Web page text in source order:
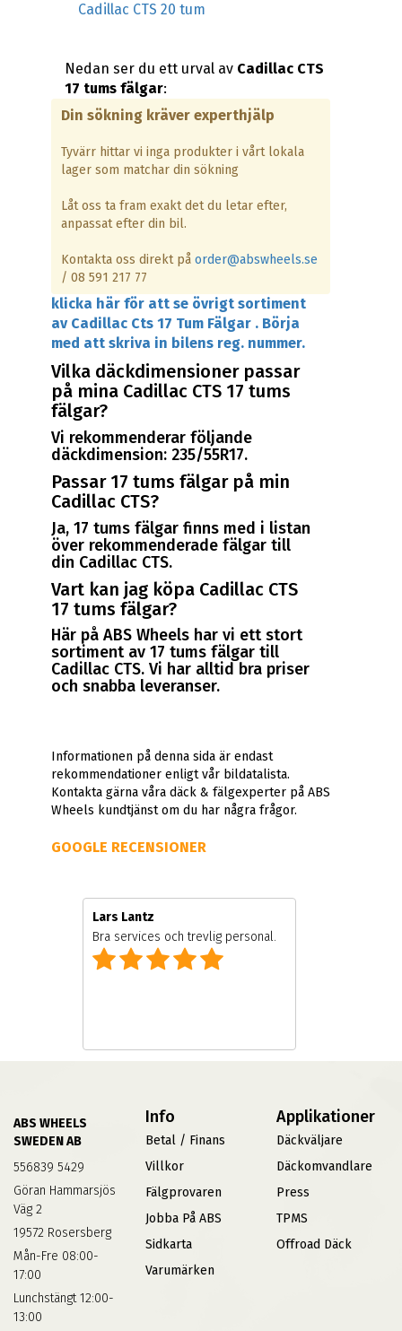
Cadillac CTS 20 tum
Nedan ser du ett urval av Cadillac CTS
17 tums fälgar:
Din sökning kräver experthjälp
Tyvärr hittar vi inga produkter i vårt lokala
lager som matchar din sökning
Låt oss ta fram exakt det du letar efter,
anpassat efter din bil.
Kontakta oss direkt påorder@abswheels.se
/ 08 591 217 77
klicka här för att se övrigt sortiment
av Cadillac Cts 17 Tum Fälgar . Börja
med att skriva in bilens reg. nummer.
Vilka däckdimensioner passar
på mina Cadillac CTS 17 tums
fälgar?
Vi rekommenderar följande
däckdimension: 235/55R17.
Passar 17 tums fälgar på min
Cadillac CTS?
Ja, 17 tums fälgar finns med i listan
över rekommenderade fälgar till
din Cadillac CTS.
Vart kan jag köpa Cadillac CTS
17 tums fälgar?
Här på ABS Wheels har vi ett stort
sortiment av 17 tums fälgar till
Cadillac CTS. Vi har alltid bra priser
och snabba leveranser.
Informationen på denna sida är endast
rekommendationer enligt vår bildatalista.
Kontakta gärna våra däck & fälgexperter på ABS
Wheels kundtjänst om du har några frågor.
GOOGLE RECENSIONER
Lars Lantz
Bra services och trevlig personal.
ABS WHEELS
SWEDEN AB
556839 5429
Göran Hammarsjös
Väg 2
19572 Rosersberg
Mån-Fre 08:00-
17:00
Lunchstängt 12:00-
13:00
Info
Betal / Finans
Villkor
Fälgprovaren
Jobba På ABS
Sidkarta
Varumärken
Applikationer
Däckväljare
Däckomvandlare
Press
TPMS
Offroad Däck